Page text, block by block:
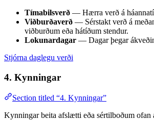
Tímabilsverð — Hærra verð á
Viðburðaverð — Sérstakt verð á
viðburðum eða hátíðum stendur.
Lokunardagar — Dagar þegar
Stjórna daglegu verði
4. Kynningar
Section titled “4. Kynningar”
Kynningar beita afslætti eða sértilboðum ofan